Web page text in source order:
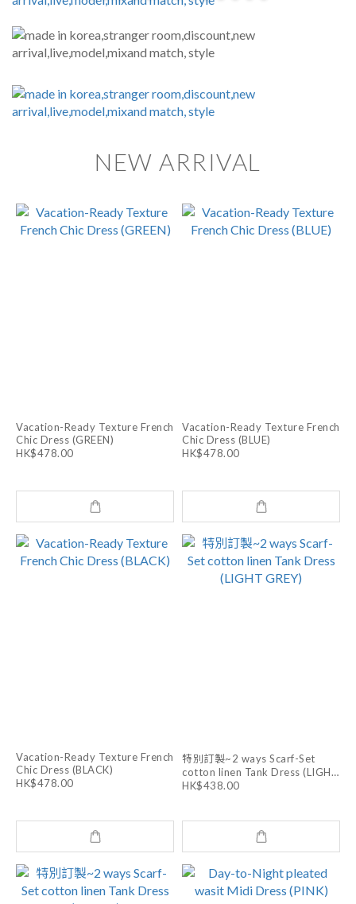
NEW ARRIVAL
Vacation-Ready Texture French
Chic Dress (GREEN)
HK$478.00
Vacation-Ready Texture French
Chic Dress (BLUE)
HK$478.00
Vacation-Ready Texture French
Chic Dress (BLACK)
HK$478.00
特別訂製~2 ways Scarf-Set
cotton linen Tank Dress (LIGHT
GREY)
HK$438.00